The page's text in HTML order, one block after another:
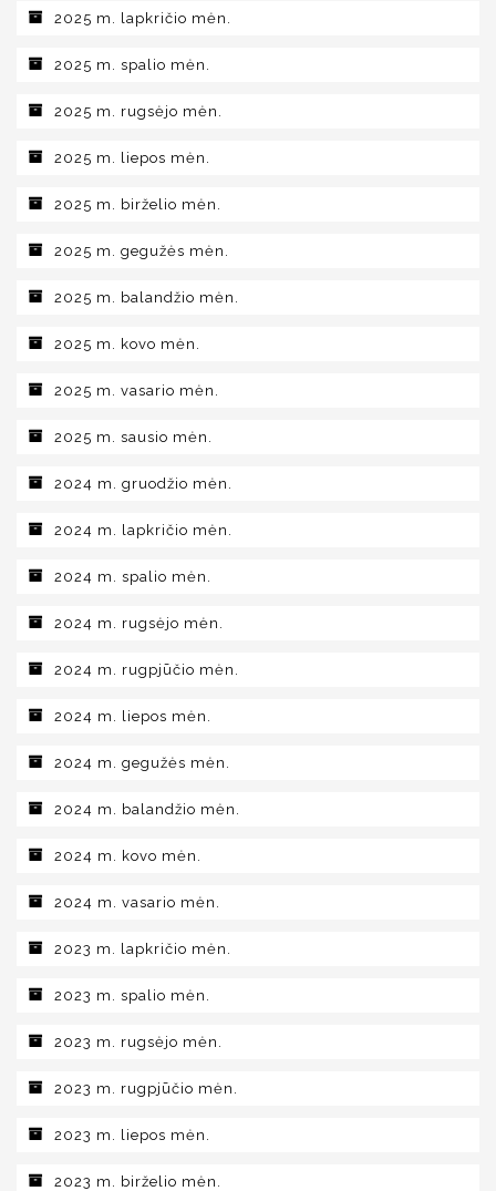
2025 m. lapkričio mėn.
2025 m. spalio mėn.
2025 m. rugsėjo mėn.
2025 m. liepos mėn.
2025 m. birželio mėn.
2025 m. gegužės mėn.
2025 m. balandžio mėn.
2025 m. kovo mėn.
2025 m. vasario mėn.
2025 m. sausio mėn.
2024 m. gruodžio mėn.
2024 m. lapkričio mėn.
2024 m. spalio mėn.
2024 m. rugsėjo mėn.
2024 m. rugpjūčio mėn.
2024 m. liepos mėn.
2024 m. gegužės mėn.
2024 m. balandžio mėn.
2024 m. kovo mėn.
2024 m. vasario mėn.
2023 m. lapkričio mėn.
2023 m. spalio mėn.
2023 m. rugsėjo mėn.
2023 m. rugpjūčio mėn.
2023 m. liepos mėn.
2023 m. birželio mėn.